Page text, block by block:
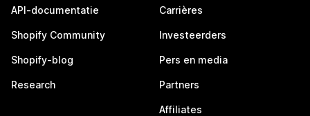
API-documentatie
Shopify Community
Shopify-blog
Research
Carrières
Investeerders
Pers en media
Partners
Affiliates